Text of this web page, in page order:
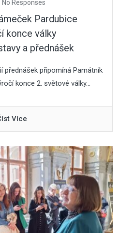
No Responses
Pardubice
konce války
a přednášek
přednášek připomíná Památník
konce 2. světové války...
Více